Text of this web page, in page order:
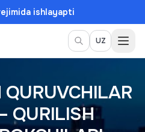
ishlayapti
UZ
QURUVCHILAR
QURILISH